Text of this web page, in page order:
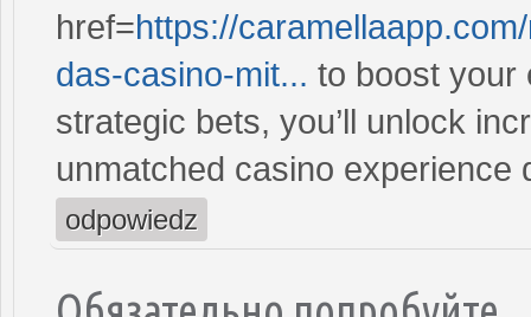
href=https://
das-casino-mit... to boost your
strategic bets, you’ll unlock
unmatched casino experience
odpowiedz